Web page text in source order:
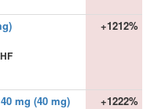
+1212%
mg (40 mg) +1222%